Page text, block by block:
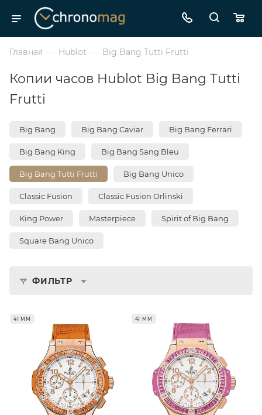
Главная — Hublot — Big Bang Tutti Frutti
Копии часов Hublot Big Bang Tutti
Frutti
Big Bang Big Bang Caviar Big Bang Ferrari
Big Bang King Big Bang Sang Bleu
Big Bang Tutti Frutti Big Bang Unico
Classic Fusion Classic Fusion Orlinski
King Power Masterpiece Spirit of Big Bang
Square Bang Unico
ФИЛЬТР
41 ММ 41 ММ